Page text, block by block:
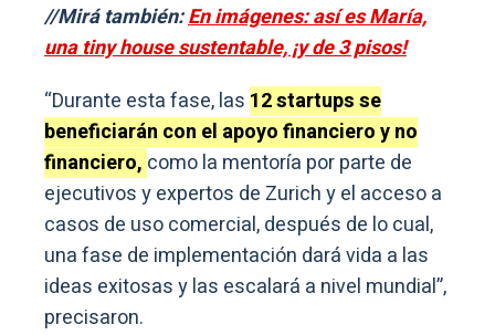
//Mirá también:En imágenes: así es María,
una tiny house sustentable, ¡y de 3 pisos!
“Durante esta fase, las 12 startups se
beneficiarán con el apoyo financiero y no
financiero, como la mentoría por parte de
ejecutivos y expertos de Zurich y el acceso a
casos de uso comercial, después de lo cual,
una fase de implementación dará vida a las
ideas exitosas y las escalará a nivel mundial”,
precisaron.